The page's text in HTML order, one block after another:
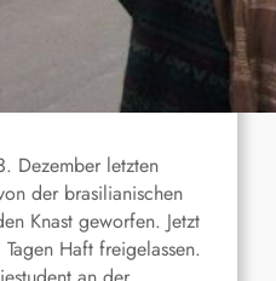
Dezember letzten
der brasilianischen
Knast geworfen. Jetzt
Haft freigelassen.